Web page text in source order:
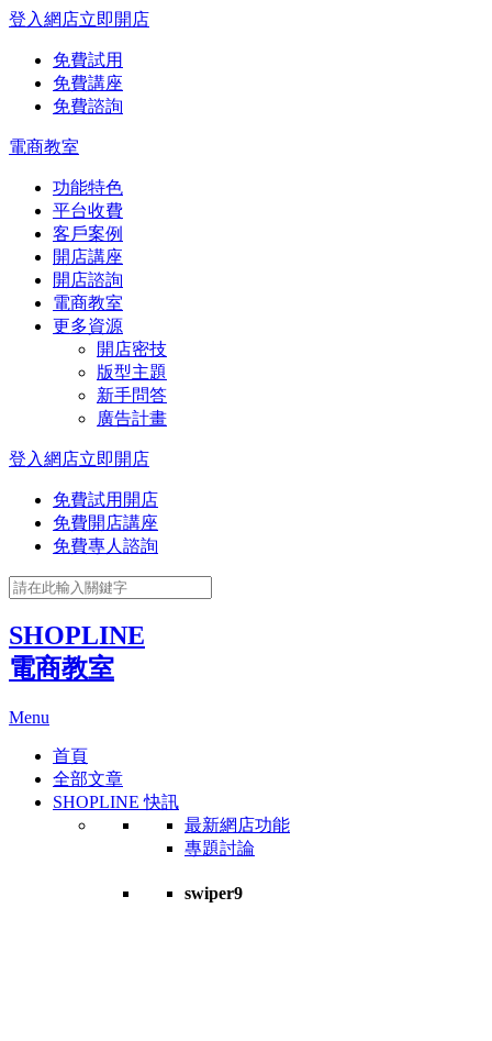
登入網店立即開店
免費試用
免費講座
免費諮詢
電商教室
功能特色
平台收費
客戶案例
開店講座
開店諮詢
電商教室
更多資源
開店密技
版型主題
新手問答
廣告計畫
登入網店立即開店
免費試用開店
免費開店講座
免費專人諮詢
SHOPLINE
電商教室
Menu
首頁
全部文章
SHOPLINE 快訊
最新網店功能
專題討論
swiper9